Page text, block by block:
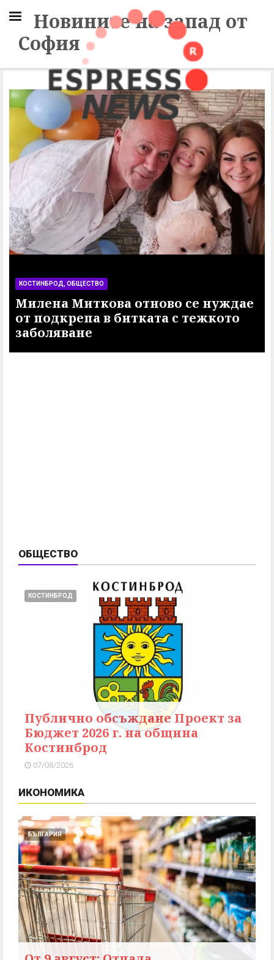
Новините на запад от
София
КОСТИНБРОД, ОБЩЕСТВО
Милена Миткова отново се нуждае
от подкрепа в битката с тежкото
заболяване
ОБЩЕСТВО
КОСТИНБРОД
Публично обсъждане Проект за
Бюджет 2026 г. на община
Костинброд
07/08/2026
ИКОНОМИКА
БЪЛГАРИЯ